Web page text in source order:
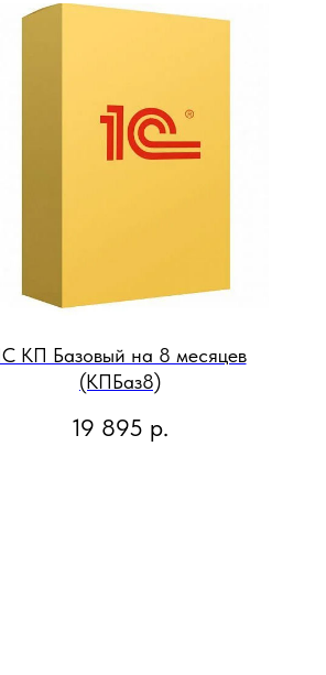
КП Базовый на 8 месяцев
(КПБаз8)
19 895 р.